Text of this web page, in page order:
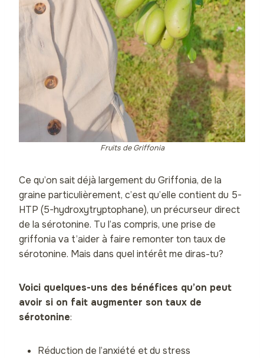
Fruits de Griffonia
Ce qu’on sait déjà largement du Griffonia, de la
graine particulièrement, c’est qu’elle contient du 5-
HTP (5-hydroxytryptophane), un précurseur direct
de la sérotonine. Tu l’as compris, une prise de
griffonia va t’aider à faire remonter ton taux de
sérotonine. Mais dans quel intérêt me diras-tu?
Voici quelques-uns des bénéfices qu’on peut
avoir si on fait augmenter son taux de
sérotonine:
Réduction de l’anxiété et du stress